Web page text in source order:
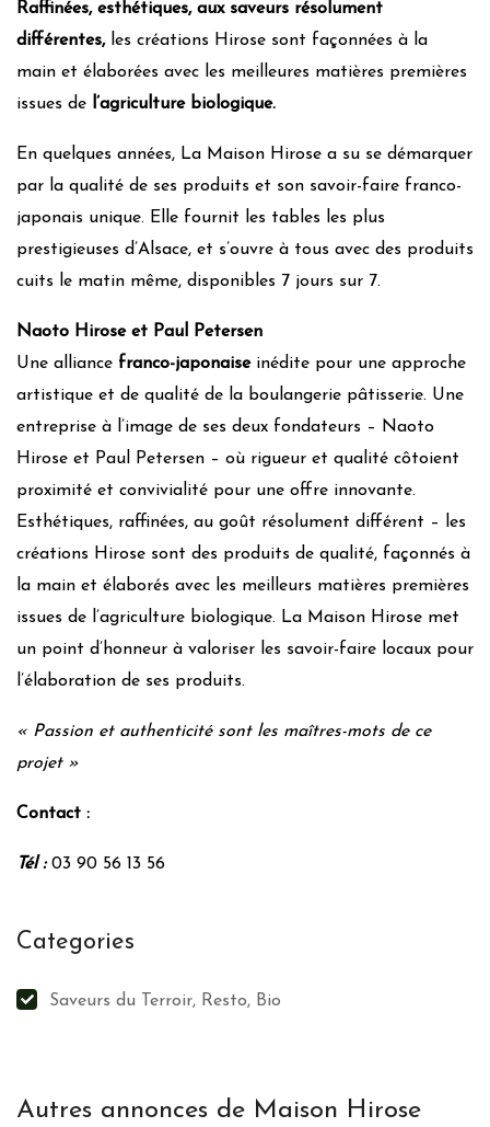
Raffinées, esthétiques, aux saveurs résolument
différentes,les créations Hirose sont façonnées à la
main et élaborées avec les meilleures matières premières
issues de l’agriculture biologique.
En quelques années, La Maison Hirose a su se démarquer
par la qualité de ses produits et son savoir-faire franco-
japonais unique. Elle fournit les tables les plus
prestigieuses d’Alsace, et s’ouvre à tous avec des produits
cuits le matin même, disponibles 7 jours sur 7.
Naoto Hirose et Paul Petersen
Une alliance franco-japonaiseinédite pour une approche
artistique et de qualité de la boulangerie pâtisserie. Une
entreprise à l’image de ses deux fondateurs – Naoto
Hirose et Paul Petersen – où rigueur et qualité côtoient
proximité et convivialité pour une offre innovante.
Esthétiques, raffinées, au goût résolument différent – les
créations Hirose sont des produits de qualité, façonnés à
la main et élaborés avec les meilleurs matières premières
issues de l’agriculture biologique. La Maison Hirose met
un point d’honneur à valoriser les savoir-faire locaux pour
l’élaboration de ses produits.
« Passion et authenticité sont les maîtres-mots de ce
projet »
Contact :
Tél :03 90 56 13 56
Categories
Saveurs du Terroir, Resto, Bio
Autres annonces de Maison Hirose